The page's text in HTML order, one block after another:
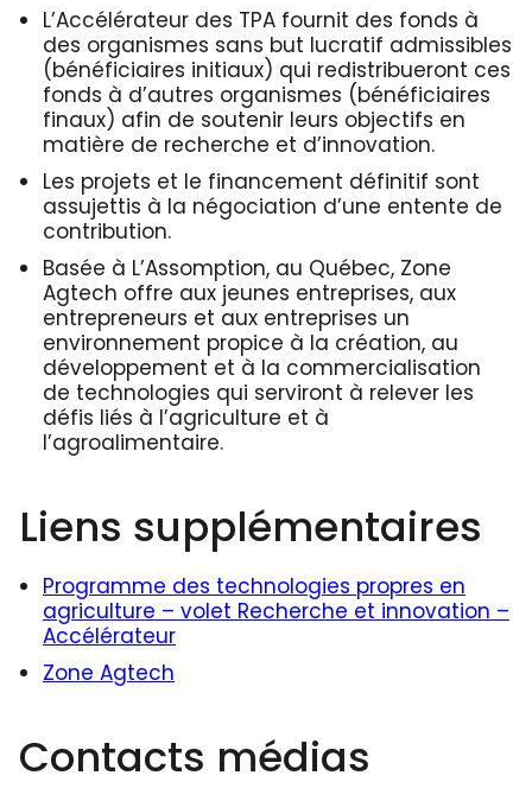
L’Accélérateur des TPA fournit des fonds à
des organismes sans but lucratif admissibles
(bénéficiaires initiaux) qui redistribueront ces
fonds à d’autres organismes (bénéficiaires
finaux) afin de soutenir leurs objectifs en
matière de recherche et d’innovation.
Les projets et le financement définitif sont
assujettis à la négociation d’une entente de
contribution.
Basée à L’Assomption, au Québec, Zone
Agtech offre aux jeunes entreprises, aux
entrepreneurs et aux entreprises un
environnement propice à la création, au
développement et à la commercialisation
de technologies qui serviront à relever les
défis liés à l’agriculture et à
l’agroalimentaire.
Liens supplémentaires
Programme des technologies propres en
agriculture – volet Recherche et innovation –
Accélérateur
Zone Agtech
Contacts médias